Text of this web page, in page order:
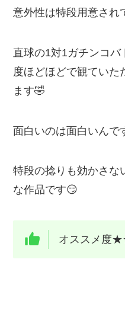
意外性は特段用意され
直球の1対1ガチンコ
度ほどほどで観ていた
ます🤣
面白いのは面白いんで
特段の捻りも効かさな
な作品です😏
オススメ度